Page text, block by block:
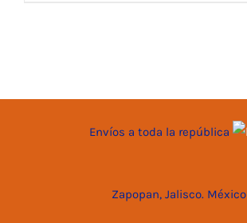
Envíos a toda la república
Zapopan, Jalisco. México